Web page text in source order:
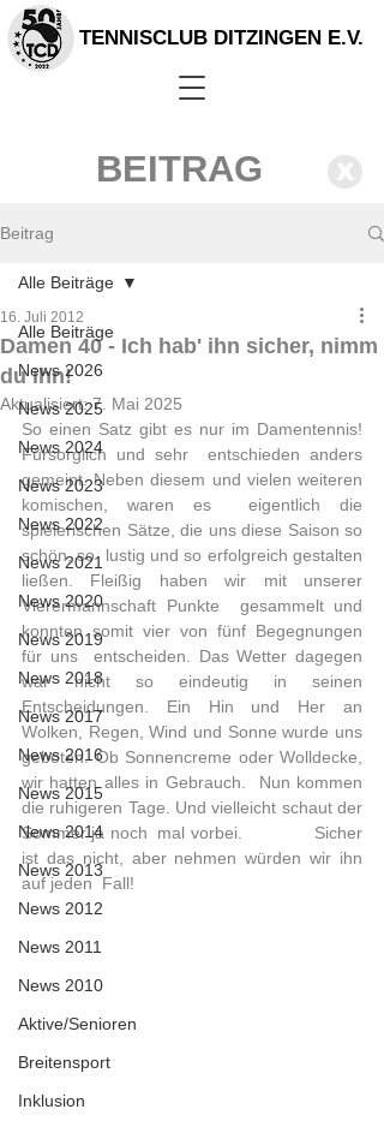
TENNISCLUB DITZINGEN E.V.
BEITRAG X
Beitrag
Alle Beiträge
News 2026
News 2025
News 2024
News 2023
News 2022
News 2021
News 2020
News 2019
News 2018
News 2017
News 2016
News 2015
News 2014
News 2013
News 2012
News 2011
News 2010
Aktive/Senioren
Breitensport
Inklusion
Alle Beiträge
Damen 40 - Ich hab' ihn sicher, nimm
du ihn!
16. Juli 2012
Aktualisiert:7. Mai 2025
So einen Satz gibt es nur im Damentennis!
Fürsorglich und sehr  entschieden anders
gemeint. Neben diesem und vielen weiteren
komischen, waren es  eigentlich die
spielerischen Sätze, die uns diese Saison so
schön, so  lustig und so erfolgreich gestalten
ließen. Fleißig haben wir mit unserer
Vierermannschaft Punkte  gesammelt und
konnten somit vier von fünf Begegnungen
für uns  entscheiden. Das Wetter dagegen
war nicht so eindeutig in seinen
Entscheidungen. Ein Hin und Her an
Wolken, Regen, Wind und Sonne wurde uns
geboten. Ob Sonnencreme oder Wolldecke,
wir hatten alles in Gebrauch.  Nun kommen
die ruhigeren Tage. Und vielleicht schaut der
Sommer ja noch  mal vorbei.              Sicher
ist das nicht, aber nehmen würden wir ihn
auf jeden  Fall!